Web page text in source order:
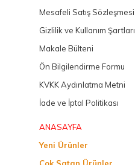
Mesafeli Satış Sözleşmesi
Gizlilik ve Kullanım Şartları
Makale Bülteni
Ön Bilgilendirme Formu
KVKK Aydınlatma Metni
İade ve İptal Politikası
ANASAYFA
Yeni Ürünler